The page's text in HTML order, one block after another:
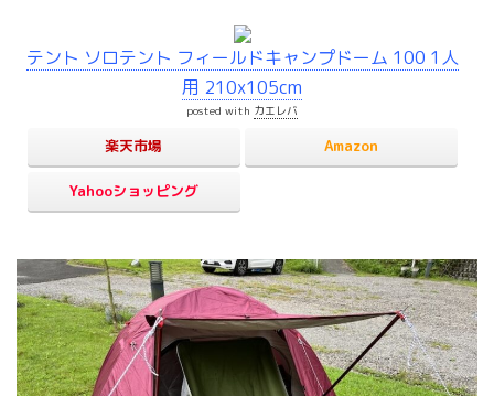
テント ソロテント フィールドキャンプドーム 100 1人
用 210x105cm
posted with カエレバ
楽天市場 Amazon
Yahooショッピング